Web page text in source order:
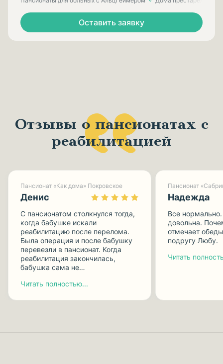
Оставить заявку
Отзывы о пансионатах с
реабилитацией
Пансионат «Как дома» Покровское
Денис
С пансионатом столкнулся тогда,
когда бабушке искали
реабилитацию после перелома.
Была операция и после бабушку
перевезли в пансионат. Когда
реабилитация закончилась,
бабушка сама не…
Читать полностью...
Пансионат
Надежда
Все
довольна.
отмечает
подругу Любу.
Читать